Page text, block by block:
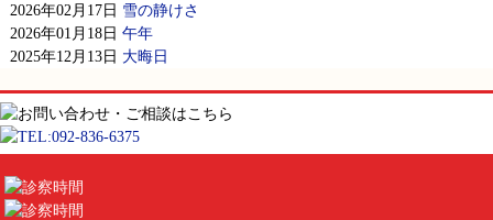
2026年02月17日 雪の静けさ
2026年01月18日 午年
2025年12月13日 大晦日